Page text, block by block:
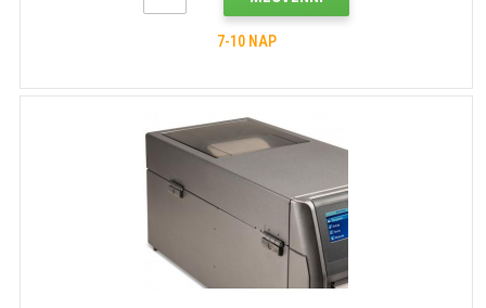
7-10 NAP